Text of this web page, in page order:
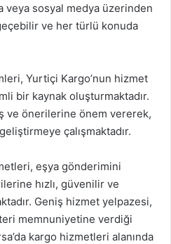
sosyal medya üzerinden
ve her türlü konuda
Yurtiçi Kargo’nun hizmet
bir kaynak oluşturmaktadır.
ve önerilerine önem vererek,
çalışmaktadır.
eşya gönderimini
hızlı, güvenilir ve
Geniş hizmet yelpazesi,
memnuniyetine verdiği
kargo hizmetleri alanında